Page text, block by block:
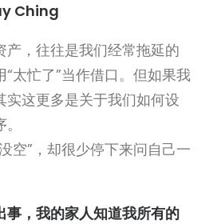
Ching
产，往往是我们经常拖延的
“太忙了”当作借口。但如果我
实这更多是关于我们如何设
。
空” ，却很少停下来问自己一
事，我的家人知道我所有的